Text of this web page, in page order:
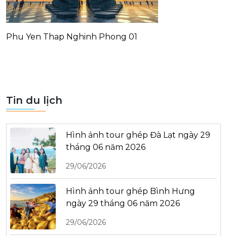
Phu Yen Thap Nghinh Phong 01
Tin du lịch
Hình ảnh tour ghép Đà Lạt ngày 29
tháng 06 năm 2026
29/06/2026
Hình ảnh tour ghép Bình Hưng
ngày 29 tháng 06 năm 2026
29/06/2026